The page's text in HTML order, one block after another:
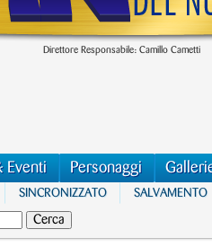
Direttore Responsabile: Camillo Cametti
Eventi Personaggi
SINCRONIZZATO SALVAMENTO